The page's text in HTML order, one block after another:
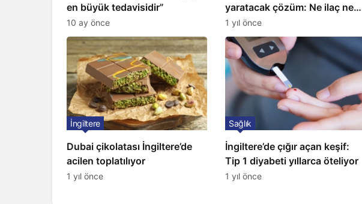
en büyük tedavisidir”
10 ay önce
yaratacak çözüm: Ne ilaç ne
saç ekimi gerekiyor
1 yıl önce
Dubai çikolatası İngiltere’de
acilen toplatılıyor
İngiltere
1 yıl önce
İngiltere’de çığır açan keşif:
Tip 1 diyabeti yıllarca öteliyor
Sağlık
1 yıl önce